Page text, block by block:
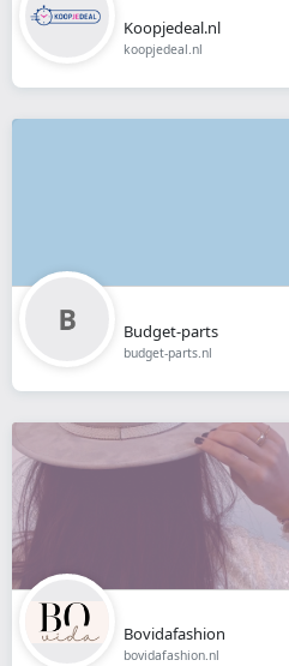
Koopjedeal.nl
koopjedeal.nl
Budget-parts
budget-parts.nl
Bovidafashion
bovidafashion.nl